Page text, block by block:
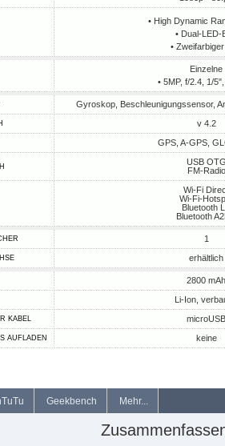
• High Dynamic
• Dual-LED-
•
Einzelne
• 5MP, f/2.4, 1/
Gyroskop, Beschleunigungssensor,
v 4.2
GPS, A-GPS,
USB OTG
FM-Radio
Wi-Fi
Wi-Fi-
Bluetooth
Bluetooth
1
erhältlich
2800 mAh
Li-Ion,
KABEL microUSB
AUFLADEN keine
Geekbench Mehr...